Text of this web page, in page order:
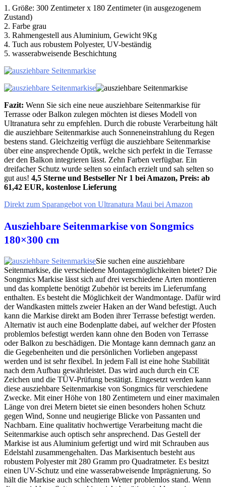
1. Größe: 300 Zentimeter x 180 Zentimeter (in ausgezogenem
Zustand)
2. Farbe grau
3. Rahmengestell aus Aluminium, Gewicht 9Kg
4. Tuch aus robustem Polyester, UV-beständig
5. wasserabweisende Beschichtung
Fazit: Wenn Sie sich eine neue ausziehbare Seitenmarkise für
Terrasse oder Balkon zulegen möchten ist dieses Modell von
Ultranatura sehr zu empfehlen. Durch die robuste Verarbeitung hält
die ausziehbare Seitenmarkise auch Sonneneinstrahlung du Regen
bestens stand. Gleichzeitig verfügt die ausziehbare Seitenmarkise
über eine ansprechende Optik, welche sich perfekt in die Terrasse
der den Balkon integrieren lässt. Zehn Farben verfügbar. Ein
dreifacher Schutz wurde selten so einfach erzielt und sah selten so
gut aus! 4,5 Sterne und Bestseller Nr 1 bei Amazon, Preis: ab
61,42 EUR, kostenlose Lieferung
Direkt zum Sparangebot von Ultranatura Maui bei Amazon
Ausziehbare Seitenmarkise von Songmics
180×300 cm
Sie suchen eine ausziehbare
Seitenmarkise, die verschiedene Montagemöglichkeiten bietet? Die
Songmics Markise lässt sich auf drei verschiedene Arten montieren
und das komplette benötigt Zubehör ist bereits im Lieferumfang
enthalten. Es besteht die Möglichkeit der Wandmontage. Dafür wird
der Wandkasten mittels zweier Haken an der Wand befestigt. Auch
kann die Markise direkt am Boden ihrer Terrasse befestigt werden.
Alternativ ist auch eine Bodenplatte dabei, auf welcher der Pfosten
problemlos befestigt werden kann ohne den Boden von Terrasse
oder Balkon zu beschädigen. Die Montage kann demnach ganz an
die Gegebenheiten und die persönlichen Vorlieben angepasst
werden und ist sehr flexibel. In jedem Fall ist eine hohe Stabilität
nach dem Aufbau gewährleistet. Das wird auch durch ein CE
Zeichen und die TÜV-Prüfung bestätigt. Eingesetzt werden kann
diese ausziehbare Seitenmarkise von Songmics für verschiedene
Zwecke. Mit einer Höhe von 180 Zentimetern und einer maximalen
Länge von drei Metern bietet sie einen besonders hohen Schutz
gegen Wind, Sonne und neugierige Blicke von Passanten und
Nachbarn. Eine qualitativ hochwertige Verarbeitung macht die
Seitenmarkise auch optisch sehr ansprechend. Das Gestell der
Markise ist aus Aluminium gefertigt und wird mit Schrauben aus
Edelstahl zusammengehalten. Das Markisentuch besteht aus
robustem Polyester mit 280 Gramm pro Quadratmeter. Es besitzt
einen UV-Schutz und eine wasserabweisende Imprägnierung. So
hält die Markise auch schlechtem Wetter problemlos stand. Wenn